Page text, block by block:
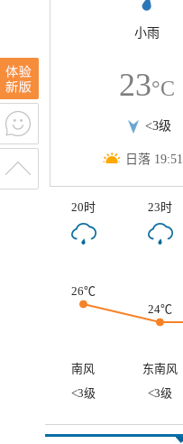
小雨
23°C
<3级
日落 19:51
20时 23时
26℃
24℃
南风 东南风
<3级
<3级